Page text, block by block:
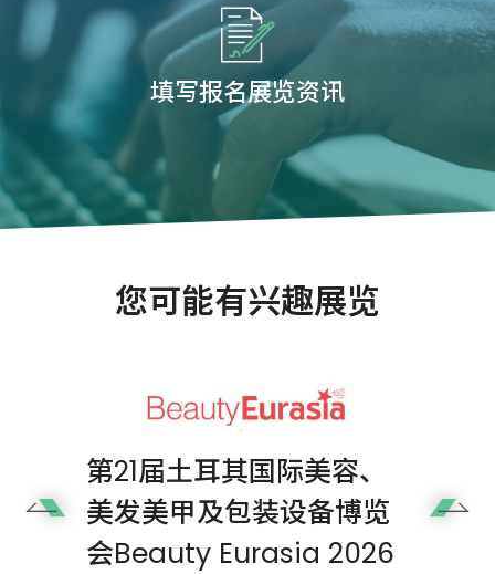
填写报名展览资讯
您可能有兴趣展览
第21届土耳其国际美容、
美发美甲及包装设备博览
会Beauty Eurasia 2026
Next